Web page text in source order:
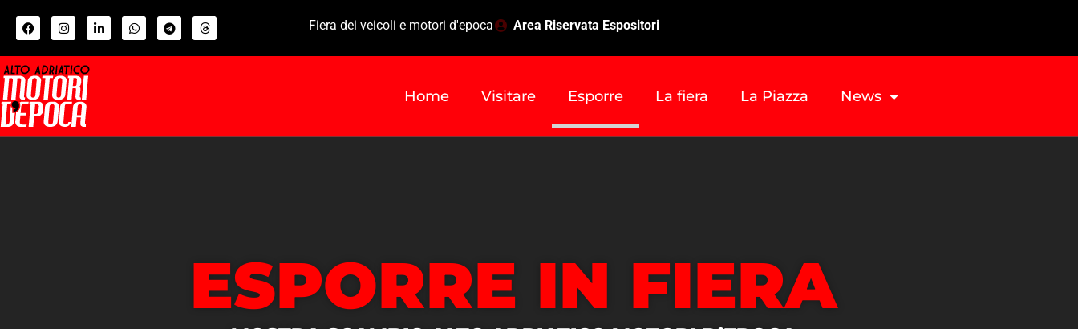
Fiera dei veicoli e motori d'epoca Area Riservata Espositori
Home Visitare Esporre La fiera La Piazza News
ESPORRE IN FIERA